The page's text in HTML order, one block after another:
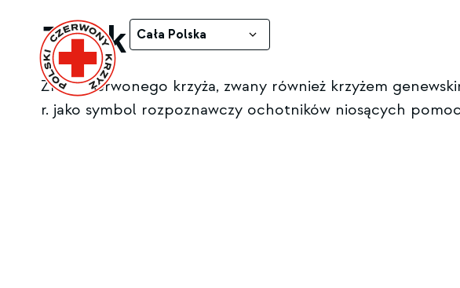
Cała Polska
Znak
Znak czerwonego krzyża, zwany również krzyżem
r. jako symbol rozpoznawczy ochotników niosących